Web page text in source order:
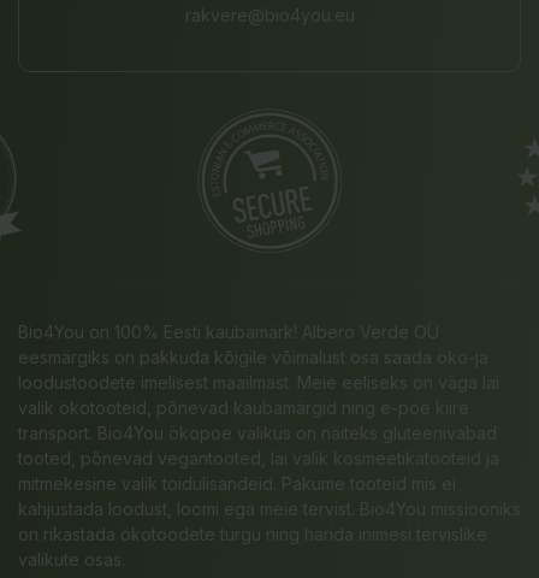
rakvere@bio4you.eu
Bio4You on 100% Eesti kaubamärk! Albero Verde OÜ
eesmärgiks on pakkuda kõigile võimalust osa saada öko-ja
loodustoodete imelisest maailmast. Meie eeliseks on väga lai
valik ökotooteid, põnevad kaubamärgid ning e-poe kiire
transport. Bio4You ökopoe valikus on näiteks gluteenivabad
tooted, põnevad vegantooted, lai valik kosmeetikatooteid ja
mitmekesine valik toidulisandeid. Pakume tooteid mis ei
kahjustada loodust, loomi ega meie tervist. Bio4You missiooniks
on rikastada ökotoodete turgu ning harida inimesi tervislike
valikute osas.